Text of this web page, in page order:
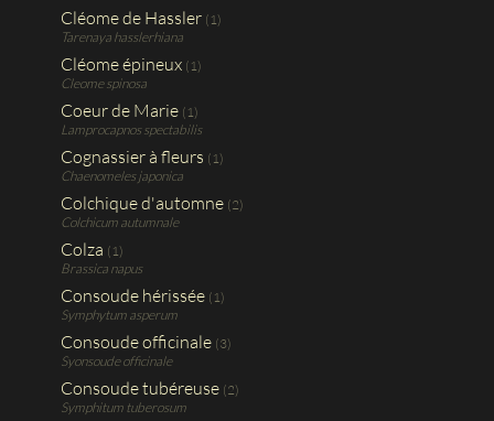
Cléome de Hassler (1)
Tarenaya hasslerhiana
Cléome épineux (1)
Cleome spinosa
Coeur de Marie (1)
Lamprocapnos spectabilis
Cognassier à fleurs (1)
Chaenomeles japonica
Colchique d'automne (2)
Colchicum autumnale
Colza (1)
Brassica napus
Consoude hérissée (1)
Symphytum asperum
Consoude officinale (3)
Syonsoude officinale
Consoude tubéreuse (2)
Symphitum tuberosum